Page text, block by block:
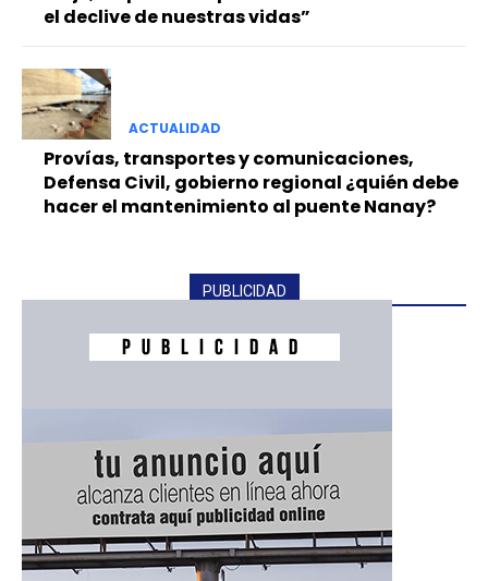
el declive de nuestras vidas”
ACTUALIDAD
Provías, transportes y comunicaciones,
Defensa Civil, gobierno regional ¿quién debe
hacer el mantenimiento al puente Nanay?
PUBLICIDAD